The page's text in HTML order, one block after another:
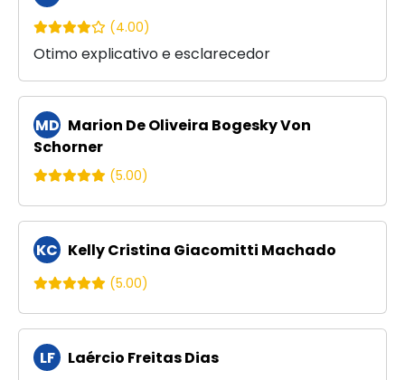
(4.00)
Otimo explicativo e esclarecedor
MD Marion De Oliveira Bogesky Von
Schorner
(5.00)
KC Kelly Cristina Giacomitti Machado
(5.00)
LF Laércio Freitas Dias